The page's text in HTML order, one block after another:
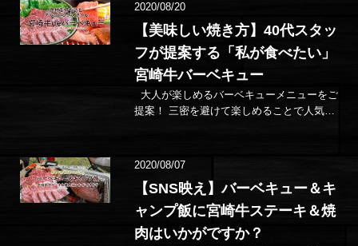
2020/08/20
【美味しい焼き方】40代スタッ
フが提案する「私が食べたい」
宮崎牛バーベキュー
大人が楽しめるバーベキューメニューをご
提案！ 三密を避けて楽しめることで人気急
2020/08/07
【SNS映え】バーベキュー＆キ
ャンプ飯に宮崎牛ステーキ＆焼
肉はいかがですか？